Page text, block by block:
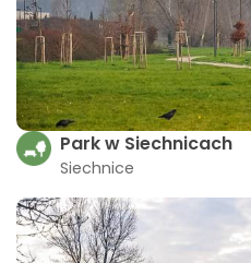
Park w Siechnicach
Siechnice